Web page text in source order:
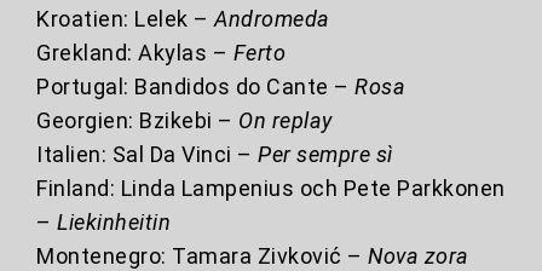
Kroatien: Lelek – Andromeda
Grekland: Akylas – Ferto
Portugal: Bandidos do Cante – Rosa
Georgien: Bzikebi – On replay
Italien: Sal Da Vinci – Per sempre sì
Finland: Linda Lampenius och Pete Parkkonen
– Liekinheitin
Montenegro: Tamara Zivković – Nova zora